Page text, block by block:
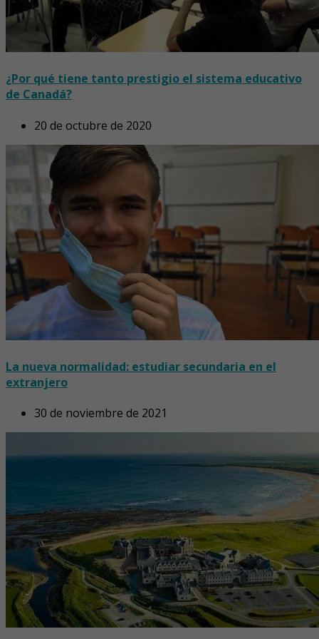
¿Por qué tiene tanto prestigio el sistema educativo
de Canadá?
20 de octubre de 2020
La nueva normalidad: estudiar secundaria en el
extranjero
30 de noviembre de 2021